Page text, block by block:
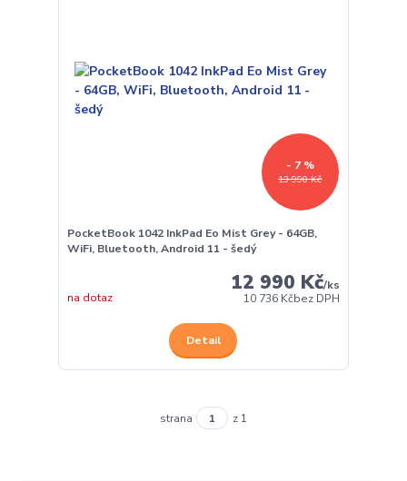
13 990 Kč
- 7 %
PocketBook 1042 InkPad Eo Mist Grey - 64GB,
WiFi, Bluetooth, Android 11 - šedý
12 990 Kč/ks
10 736 Kčbez DPH
na dotaz
Detail
strana z 1